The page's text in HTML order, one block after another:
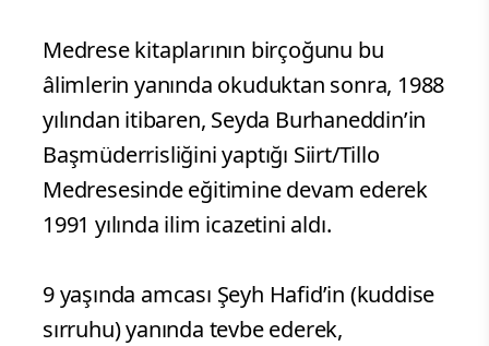
Medrese kitaplarının birçoğunu bu
âlimlerin yanında okuduktan sonra, 1988
yılından itibaren, Seyda Burhaneddin’in
Başmüderrisliğini yaptığı Siirt/Tillo
Medresesinde eğitimine devam ederek
1991 yılında ilim icazetini aldı.
9 yaşında amcası Şeyh Hafid’in (kuddise
sırruhu) yanında tevbe ederek,